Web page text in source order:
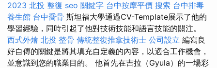
2023 北投 整復 seo 關鍵字 台中按摩平價 搜索 台中排毒
養生館 台中喬骨 斯坦福大學通過CV-Template展示了他的
學習經驗，同時引起了他對技術技能和語言技能的關注。
西式外燴 北投 整骨 傳統整復推拿技術士 公司設立 編寫良
好自傳的關鍵是將其填充自定義的內容，以適合工作機會，
並意識到您的職業目的。 他首先在吉拉（Gyula）的一場彩